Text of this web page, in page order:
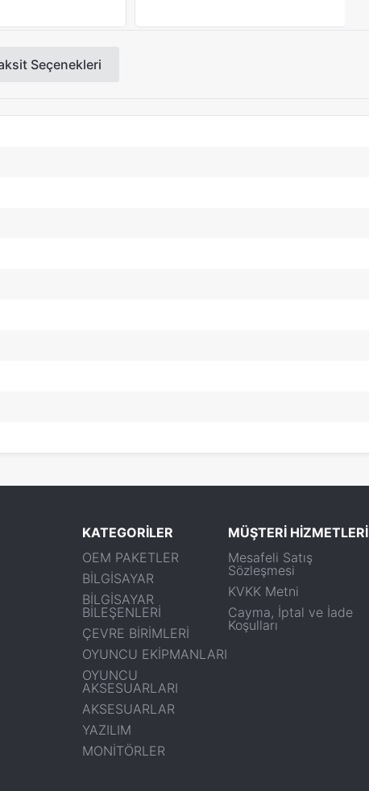
Seçenekleri
KATEGORİLER
OEM PAKETLER
BİLGİSAYAR
BİLGİSAYAR
BİLEŞENLERİ
ÇEVRE BİRİMLERİ
OYUNCU EKİPMANLARI
OYUNCU
AKSESUARLARI
AKSESUARLAR
YAZILIM
MONİTÖRLER
MÜŞTERİ HİZMETLERİ
Mesafeli Satış
Sözleşmesi
KVKK Metni
Cayma, İptal ve İade
Koşulları